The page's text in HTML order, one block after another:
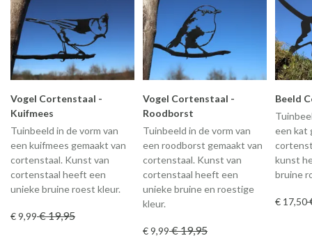
Vogel Cortenstaal -
Kuifmees
Tuinbeeld in de vorm van
een kuifmees gemaakt van
cortenstaal. Kunst van
cortenstaal heeft een
unieke bruine roest kleur.
€ 9,99€ 19,95
Vogel Cortenstaal -
Roodborst
Tuinbeeld in de vorm van
een roodborst gemaakt van
cortenstaal. Kunst van
cortenstaal heeft een
unieke bruine en roestige
kleur.
€ 9,99€ 19,95
Beeld
een kat
kunst
bruine
€ 17,50